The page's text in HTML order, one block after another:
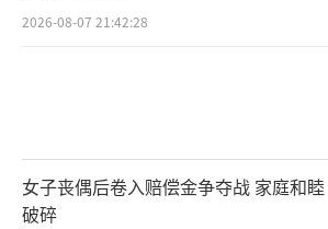
2026-08-07 21:42:28
女子丧偶后卷入赔偿金争夺战 家庭和睦
破碎